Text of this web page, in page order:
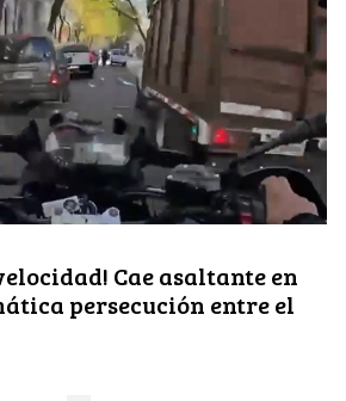
Cae asaltante en
persecución entre el